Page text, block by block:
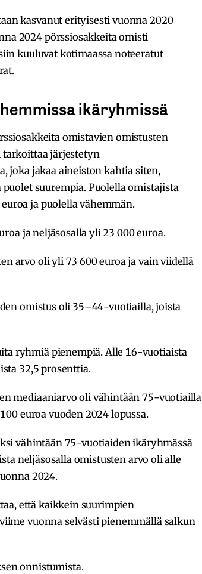
kasvanut erityisesti vuonna 2020
2024 pörssiosakkeita omisti
kuuluvat kotimaassa noteeratut
ikäryhmissä
omistavien omistusten
tarkoittaa järjestetyn
joka jakaa aineiston kahtia siten,
suurempia. Puolella omistajista
ja puolella vähemmän.
ja neljäsosalla yli 23 000 euroa.
arvo oli yli 73 600 euroa ja vain viidellä
omistus oli 35–44-vuotiailla, joista
ryhmiä pienempiä. Alle 16-vuotiaista
32,5 prosenttia.
mediaaniarvo oli vähintään 75-vuotiailla
euroa vuoden 2024 lopussa.
vähintään 75-vuotiaiden ikäryhmässä
neljäsosalla omistusten arvo oli alle
2024.
että kaikkein suurimpien
vuonna selvästi pienemmällä salkun
onnistumista.